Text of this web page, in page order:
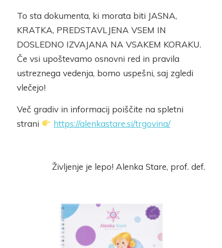
To sta dokumenta, ki morata biti JASNA,
KRATKA, PREDSTAVLJENA VSEM IN
DOSLEDNO IZVAJANA NA VSAKEM KORAKU.
Če vsi upoštevamo osnovni red in pravila
ustreznega vedenja, bomo uspešni, saj zgledi
vlečejo!
Več gradiv in informacij poiščite na spletni
strani
https://alenkastare.si/trgovina/
Življenje je lepo! Alenka Stare, prof. def.